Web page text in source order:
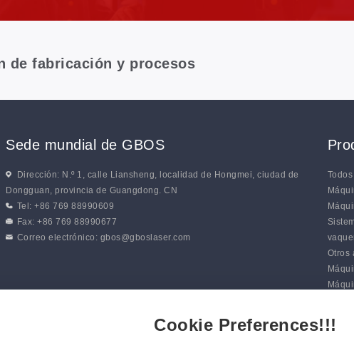
de fabricación y procesos
Sede mundial de GBOS
Dirección: N.º 1, calle Liansheng, localidad de Hongmei, ciudad de
Dongguan, provincia de Guangdong. CN
Tel: +86 769 88990609
Fax: +86 769 88990677
Correo electrónico: gbos@gboslaser.com
Otros
digital
Cookie Preferences!!!